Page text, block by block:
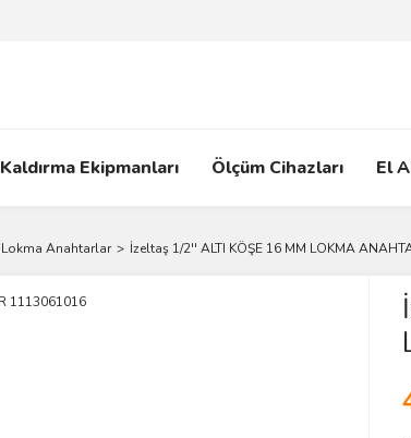
Kaldırma Ekipmanları Ölçüm Cihazları El
Lokma Anahtarlar İzeltaş 1/2'' ALTI KÖŞE 16 MM LOKMA